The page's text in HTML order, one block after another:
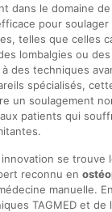
dans le domaine
pour soulager
telles que celles
lombalgies ou
des techniques
spécialisés,
un soulagement
patients qui
se trouve
reconnu en
manuelle.
TAGMED et de